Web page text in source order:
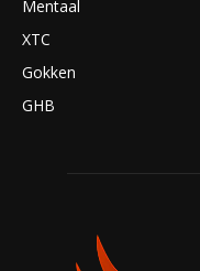
Mentaal
XTC
Gokken
GHB